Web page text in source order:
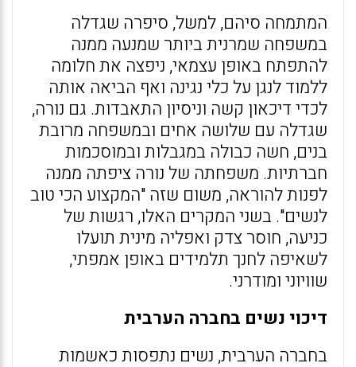
המתמחה סיהם, למשל, סיפרה שגדלה
במשפחה שמרנית ביותר שמנעה ממנה
להתפתח באופן עצמאי, ניפצה את חלומה
ללמוד לנגן על כלי נגינה ואף הביאה אותה
לכדי דיכאון קשה וניסיון התאבדות. גם נורה,
שגדלה עם שלושה אחים ובמשפחה מרובת
בנים, חשה כבולה במגבלות ובמוסכמות
חברתיות. משפחתה של נורה ציפתה ממנה
לפנות להוראה, משום שזה "המקצוע הכי טוב
לנשים". בשני המקרים האלו, רגשות של
כניעה, חוסר צדק ואפליה מינית תועלו
לשאיפה לחנך תלמידים באופן אמפתי,
שוויוני ומודרני.
דיכוי נשים בחברה הערבית
בחברה הערבית, נשים נתפסות כאשמות